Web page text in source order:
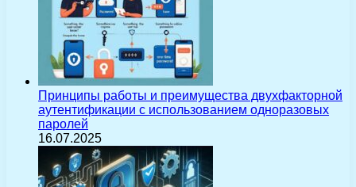
Принципы работы и преимущества двухфакторной
аутентификации с использованием одноразовых
паролей
16.07.2025